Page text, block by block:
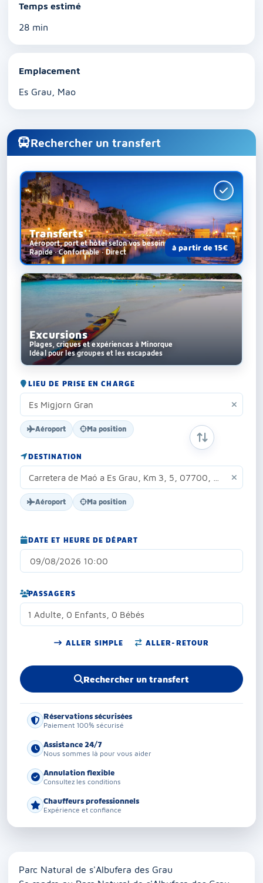
Temps estimé
28 min
Emplacement
Es Grau, Mao
Rechercher un transfert
Transferts
Aéroport, port et hôtel selon vos besoins
Rapide · Confortable · Direct
à partir de 15€
Excursions
Plages, criques et expériences à Minorque
Idéal pour les groupes et les escapades
LIEU DE PRISE EN CHARGE
Aéroport Ma position
DESTINATION
Aéroport Ma position
INVERSER
DATE ET HEURE DE DÉPART
PASSAGERS
1 Adulte, 0 Enfants, 0 Bébés
ALLER SIMPLE ALLER-RETOUR
Rechercher un transfert
Réservations sécurisées
Paiement 100% sécurisé
Assistance 24/7
Nous sommes là pour vous aider
Annulation flexible
Consultez les conditions
Chauffeurs professionnels
Expérience et confiance
Parc Natural de s'Albufera des Grau